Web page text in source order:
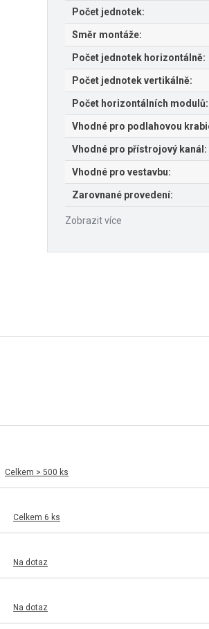
Počet jednotek:
Směr montáže:
Počet jednotek horizontálně:
Počet jednotek vertikálně:
Počet horizontálních modulů:
Vhodné pro podlahovou
Vhodné pro přístrojový kanál:
Vhodné pro vestavbu:
Zarovnané provedení:
Zobrazit více
Celkem > 500 ks
Celkem 6 ks
Na dotaz
Na dotaz